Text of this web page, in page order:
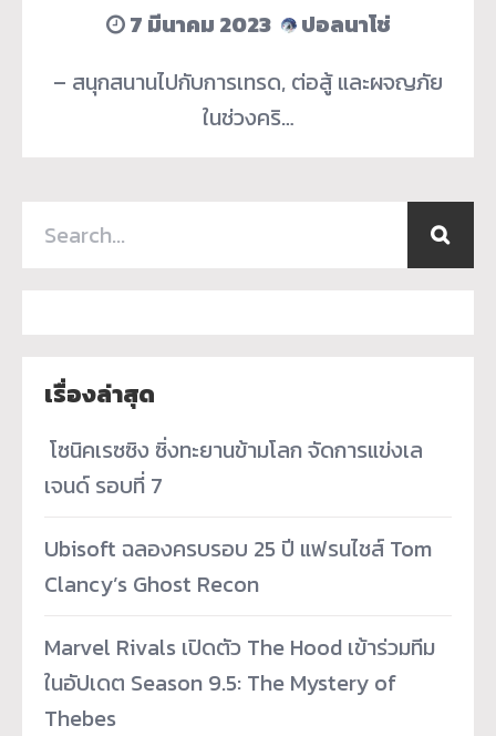
7 มีนาคม 2023
ปอลนาโช่
– สนุกสนานไปกับการเทรด, ต่อสู้ และผจญภัย
ในช่วงคริ…
เรื่องล่าสุด
­ โซนิคเรซซิง ซิ่งทะยานข้ามโลก จัดการแข่งเล
เจนด์ รอบที่ 7
Ubisoft ฉลองครบรอบ 25 ปี แฟรนไชส์ Tom
Clancy’s Ghost Recon
Marvel Rivals เปิดตัว The Hood เข้าร่วมทีม
ในอัปเดต Season 9.5: The Mystery of
Thebes